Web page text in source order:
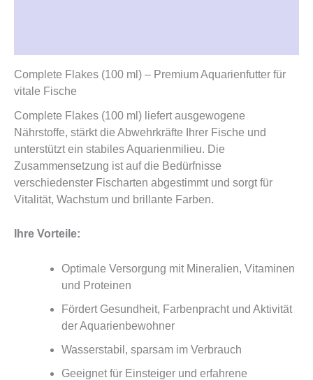
Complete Flakes (100 ml) – Premium Aquarienfutter für
vitale Fische
Complete Flakes (100 ml) liefert ausgewogene
Nährstoffe, stärkt die Abwehrkräfte Ihrer Fische und
unterstützt ein stabiles Aquarienmilieu. Die
Zusammensetzung ist auf die Bedürfnisse
verschiedenster Fischarten abgestimmt und sorgt für
Vitalität, Wachstum und brillante Farben.
Ihre Vorteile:
Optimale Versorgung mit Mineralien, Vitaminen
und Proteinen
Fördert Gesundheit, Farbenpracht und Aktivität
der Aquarienbewohner
Wasserstabil, sparsam im Verbrauch
Geeignet für Einsteiger und erfahrene